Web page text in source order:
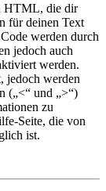
HTML, die dir
für deinen Text
werden durch
jedoch auch
werden.
jedoch werden
(„<“ und „>“)
zu
Seite, die von
ist.